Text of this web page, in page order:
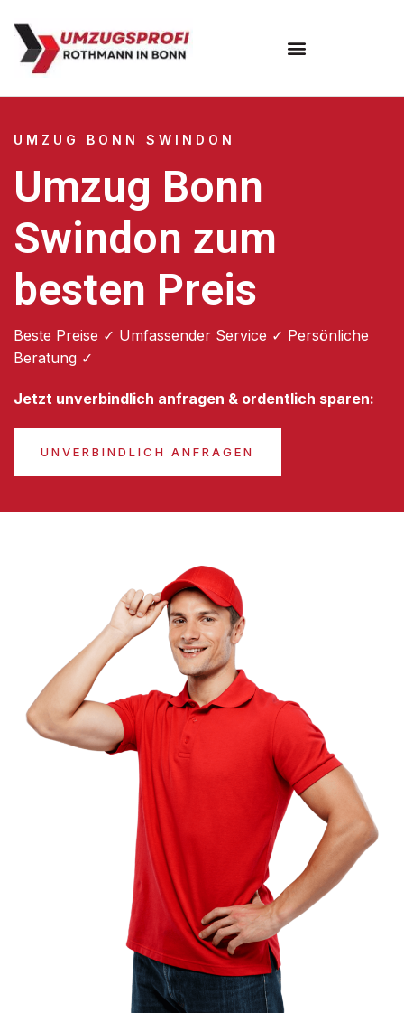
UMZUG BONN SWINDON
Umzug Bonn
Swindon zum
besten Preis
Beste Preise ✓ Umfassender Service ✓ Persönliche
Beratung ✓
Jetzt unverbindlich anfragen & ordentlich sparen:
UNVERBINDLICH ANFRAGEN